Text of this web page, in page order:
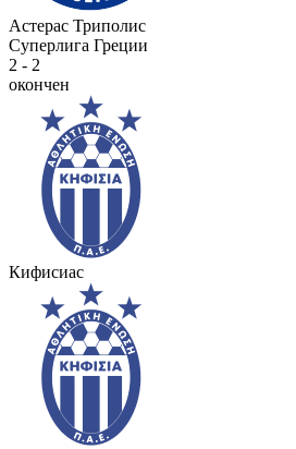
Астерас Триполис
Суперлига Греции
2 - 2
окончен
Кифисиас